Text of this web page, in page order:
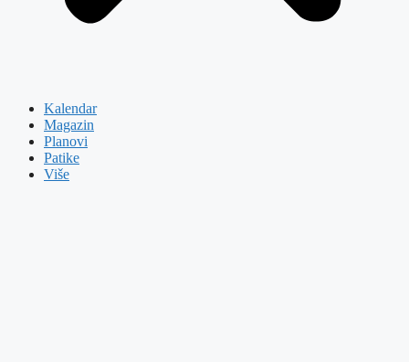
Kalendar
Magazin
Planovi
Patike
Više